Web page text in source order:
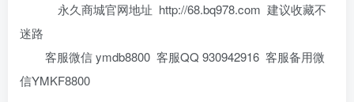
永久商城官网地址 http://68.bq978.com 建议收藏不
迷路
客服微信 ymdb8800 客服QQ 930942916 客服备用微
信YMKF8800